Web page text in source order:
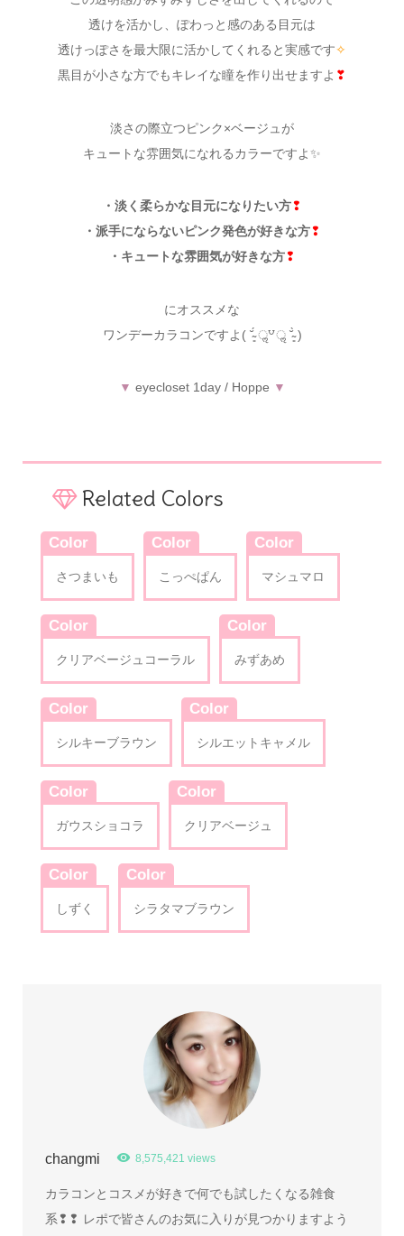
透けを活かし、ぽわっと感のある目元は
透けっぽさを最大限に活かしてくれると実感です✧
黒目が小さな方でもキレイな瞳を作り出せますよ ❣
淡さの際立つピンク×ベージュが
キュートな雰囲気になれるカラーですよ✨
・淡く柔らかな目元になりたい方❢
・派手にならないピンク発色が好きな方❢
・キュートな雰囲気が好きな方❢
にオススメな
ワンデーカラコンですよ( ˘̴͈́ ॢ꒵ॢ ˘̴͈̀ )
▼ eyecloset 1day / Hoppe ▼
Related Colors
Color
さつまいも
Color
こっぺぱん
Color
マシュマロ
Color
クリアベージュコーラル
Color
みずあめ
Color
シルキーブラウン
Color
シルエットキャメル
Color
ガウスショコラ
Color
クリアベージュ
Color
しずく
Color
シラタマブラウン
changmi 8,575,421 views
カラコンとコスメが好きで何でも試したくなる雑食
系❢❢ レポで皆さんのお気に入りが見つかりますよう